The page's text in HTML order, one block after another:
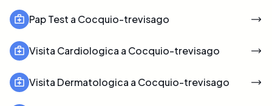
Pap Test a Cocquio-trevisago
Visita Cardiologica a Cocquio-trevisago
Visita Dermatologica a Cocquio-trevisago